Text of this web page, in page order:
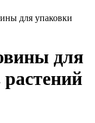
для упаковки
для